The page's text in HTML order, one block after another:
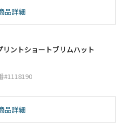
品詳細
リントショートブリムハット
#1118190
品詳細